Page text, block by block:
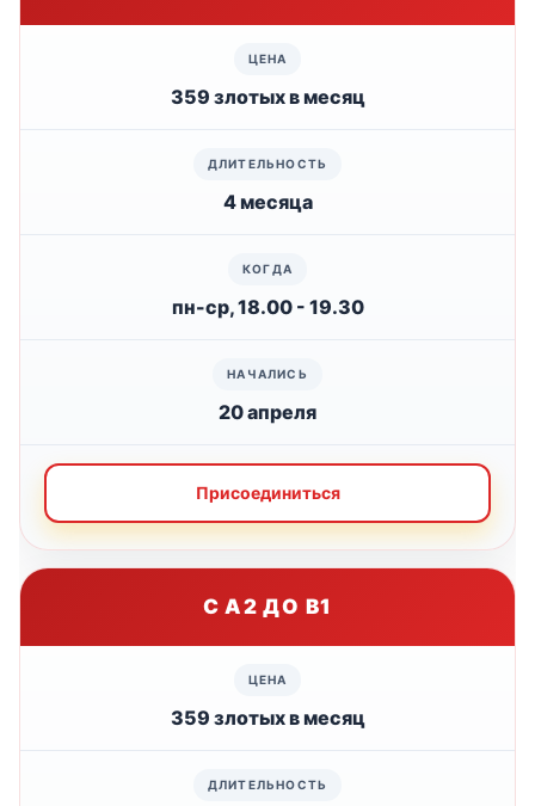
359 злотых в месяц
4 месяца
пн-ср, 18.00 - 19.30
20 апреля
Присоединиться
С A2 ДО B1
359 злотых в месяц